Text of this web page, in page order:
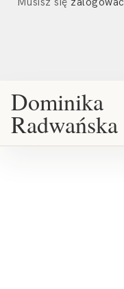
Dominika
Radwańska